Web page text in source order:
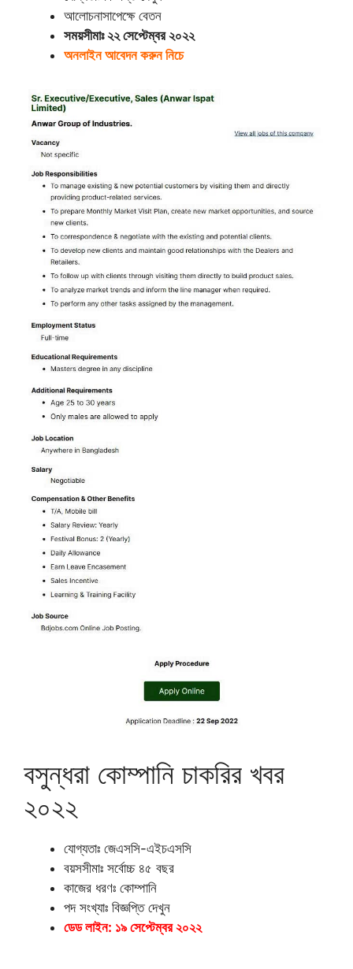
আলোচনাসাপেক্ষে বেতন
সময়সীমাঃ ২২ সেপ্টেম্বর ২০২২
অনলাইন আবেদন করুন নিচে
বসুন্ধরা কোম্পানি চাকরির খবর
২০২২
যোগ্যতাঃ জেএসসি-এইচএসসি
বয়সসীমাঃ সর্বোচ্চ ৪৫ বছর
কাজের ধরণঃ কোম্পানি
পদ সংখ্যাঃ বিজ্ঞপ্তি দেখুন
ডেড লাইন: ১৯ সেপ্টেম্বর ২০২২